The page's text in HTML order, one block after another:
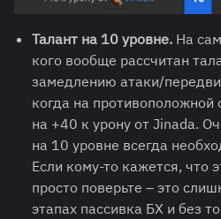
Талант на 10 уровне. На
кого вообще рассчитан
замедлению атаки/
когда на противоположной
на +40 к урону от Jinada.
на 10 уровне всегда
Если кому-то кажется, что
просто поверьте – это
этапах пассивка БХ и без